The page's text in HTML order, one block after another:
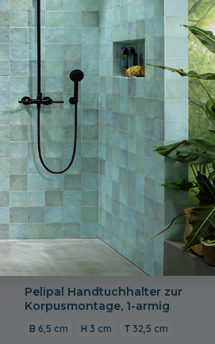
TOPSELLER
Pelipal Handtuchhalter zur
Korpusmontage, 1-armig
6,5 cm 3 cm 32,5 cm